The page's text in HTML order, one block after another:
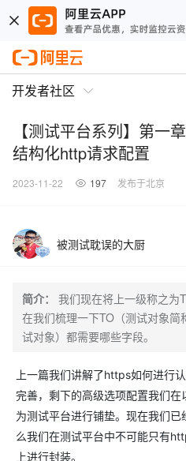
开发者社区
【测试平台系列】第一
结构化http请求配置
2023-11-22 197 发布于北京
被测试耽误的大厨
简介：
我们现在将上一级称之为
在我们梳理一下TO（测试对象
试对象）都需要哪些字段。
上一篇我们讲解了https如何进行
完善，剩下的高级选项配置我们
为测试平台进行铺垫。现在我们
么我们在测试平台中不可能只有
上进行封装。